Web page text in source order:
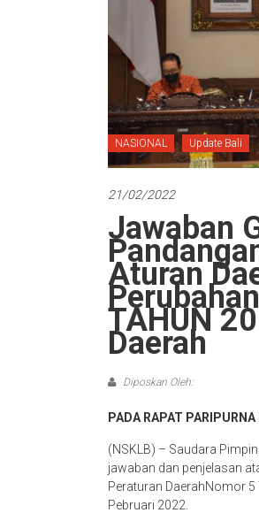
NASIONAL Update Bali
21/02/2022
Jawaban
Aturan
TAHUN
Daerah
Diposkan Oleh:
PADA RAPAT
(NSKLB) – Saudara
jawaban dan penjelasan
Peraturan DaerahNomor
Pebruari 2022.